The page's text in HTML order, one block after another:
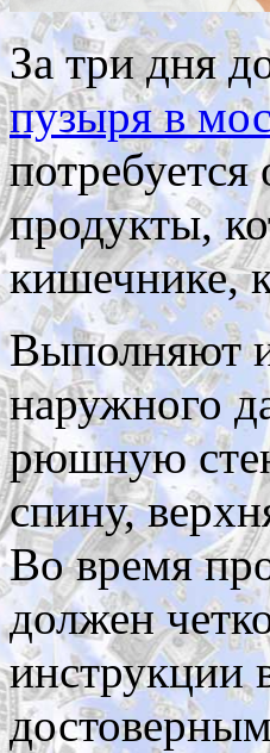
За три дня
пузыря в
потребуется
продукты,
кишечнике,
Выполняют
наружного
рюшную
спину,
Во время
должен
инструкции